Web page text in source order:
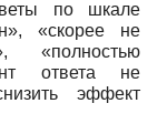
по шкале
«скорее не
«полностью
ответа не
эффект